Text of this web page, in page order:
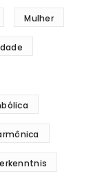
Mulher